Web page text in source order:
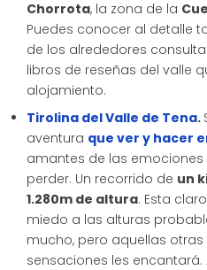
Chorrota, la zona de la
Puedes conocer al detalle
de los alrededores
libros de reseñas del valle
alojamiento.
Tirolina del Valle de Tena.
aventura que ver y hacer
amantes de las emociones
perder. Un recorrido de un
1.280m de altura. Esta
miedo a las alturas
mucho, pero aquellas
sensaciones les